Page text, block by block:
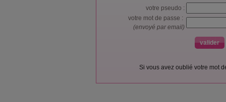
votre pseudo :
votre mot de passe :
(envoyé par email)
Si vous avez oublié votre mot